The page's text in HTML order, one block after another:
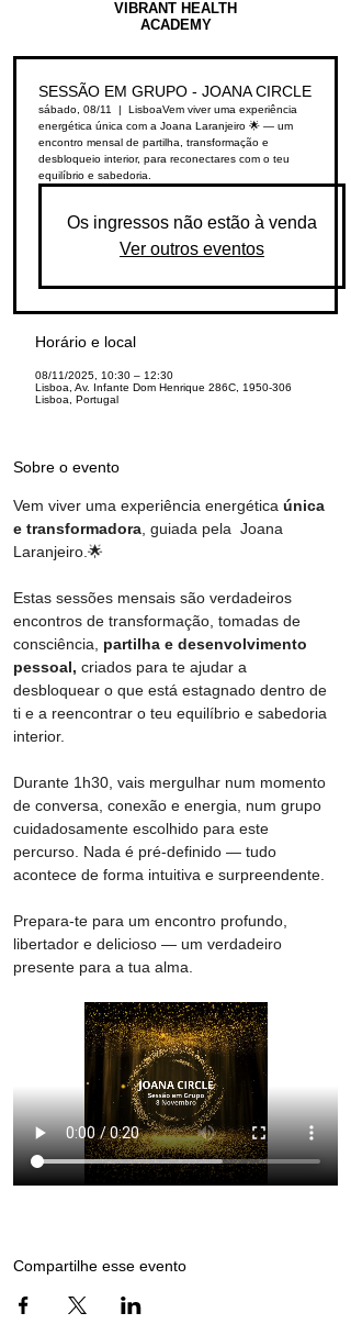
VIBRANT HEALTH
ACADEMY
SESSÃO EM GRUPO - JOANA CIRCLE
sábado, 08/11
  |
LisboaVem viver uma experiência
energética única com a Joana Laranjeiro 🌟 — um
encontro mensal de partilha, transformação e
desbloqueio interior, para reconectares com o teu
equilíbrio e sabedoria.
Os ingressos não estão à venda
Ver outros eventos
Horário e local
08/11/2025, 10:30 – 12:30
Lisboa, Av. Infante Dom Henrique 286C, 1950-306
Lisboa, Portugal
Sobre o evento
Vem viver uma experiência energética única
e transformadora , guiada pela  Joana
Laranjeiro.🌟
Estas sessões mensais são verdadeiros
encontros de transformação, tomadas de
consciência, partilha e desenvolvimento
pessoal, criados para te ajudar a
desbloquear o que está estagnado dentro de
ti e a reencontrar o teu equilíbrio e sabedoria
interior.
Durante 1h30, vais mergulhar num momento
de conversa, conexão e energia, num grupo
cuidadosamente escolhido para este
percurso. Nada é pré-definido — tudo
acontece de forma intuitiva e surpreendente.
Prepara-te para um encontro profundo,
libertador e delicioso — um verdadeiro
presente para a tua alma.
Compartilhe esse evento